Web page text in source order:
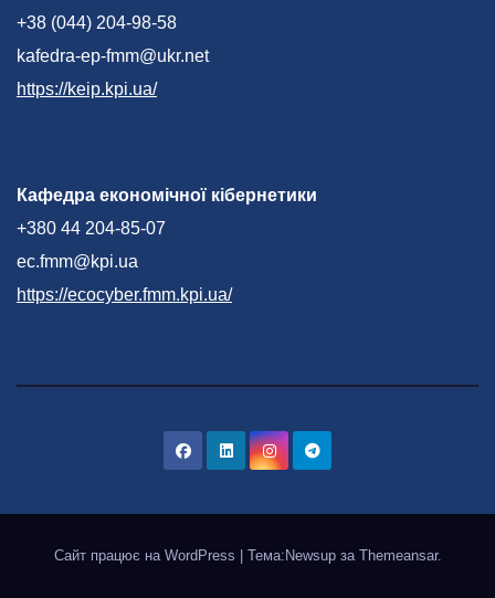
+38 (044) 204-98-58
kafedra-ep-fmm@ukr.net
https://keip.kpi.ua/
Кафедра економічної кібернетики
+380 44 204-85-07
ec.fmm@kpi.ua
https://ecocyber.fmm.kpi.ua/
Сайт працює на WordPress Тема:Newsup за Themeansar.